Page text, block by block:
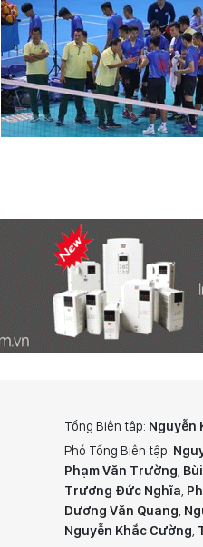
Tổng Biên tập: Nguyễn
Phó Tổng Biên tập:
Phạm Văn Trường,
Trương Đức Nghĩa,
Dương Văn Quang,
Nguyễn Khắc Cường,